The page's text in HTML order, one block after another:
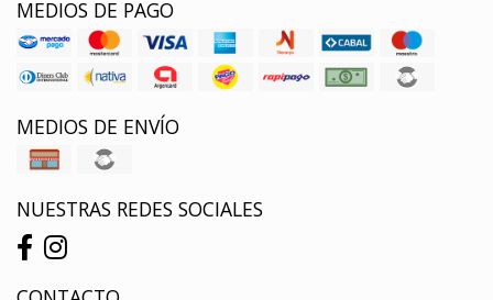
MEDIOS DE PAGO
MEDIOS DE ENVÍO
NUESTRAS REDES SOCIALES